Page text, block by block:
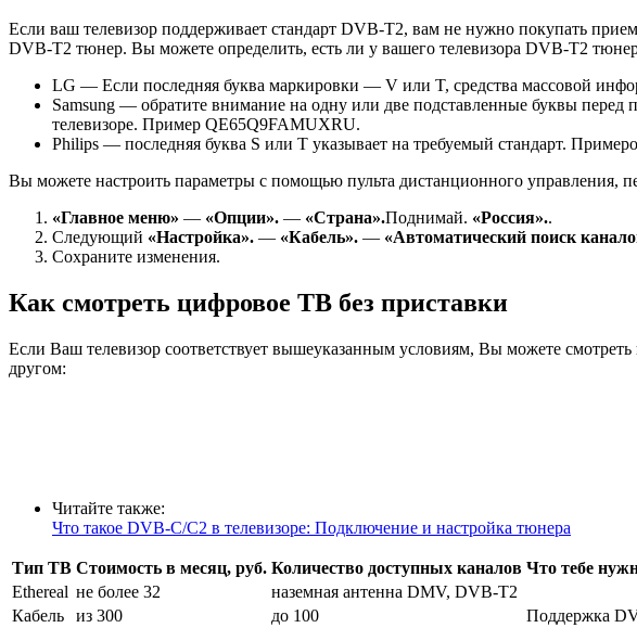
Если ваш телевизор поддерживает стандарт DVB-T2, вам не нужно покупать
DVB-T2 тюнер. Вы можете определить, есть ли у вашего телевизора DVB-T2
LG — Если последняя буква маркировки — V или T, средства массовой
Samsung — обратите внимание на одну или две подставленные буквы
телевизоре. Пример QE65Q9FAMUXRU.
Philips — последняя буква S или T указывает на требуемый стандарт.
Вы можете настроить параметры с помощью пульта дистанционного управления,
«Главное меню» — «Опции». — «Страна».Поднимай. «Россия»..
Следующий «Настройка». — «Кабель». — «Автоматический поиск
Сохраните изменения.
Как смотреть цифровое ТВ без приставки
Если Ваш телевизор соответствует вышеуказанным условиям, Вы можете
другом:
Читайте также:
Что такое DVB-C/C2 в телевизоре: Подключение и настройка тюнера
Тип ТВ Стоимость в месяц, руб. Количество доступных каналов Что тебе
Ethereal не более 32
наземная антенна DMV, DVB-T2
Кабель
из 300 до 100
Поддержка